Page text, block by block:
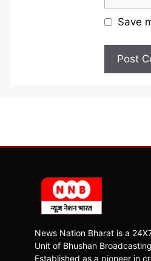
Save
News Nation Bharat is a
Unit of Bhushan
Established as a pioneer in